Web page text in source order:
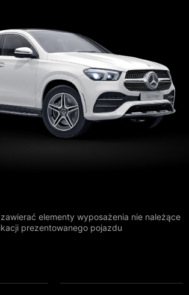
elementy wyposażenia nie należące
prezentowanego pojazdu